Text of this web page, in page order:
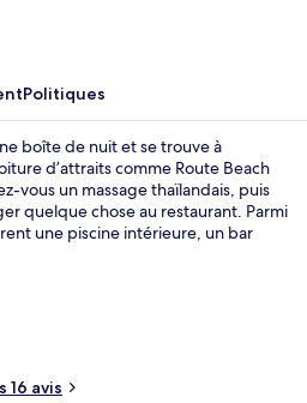
Politiques
boîte de nuit et se trouve à
d’attraits comme Route Beach
vous un massage thaïlandais, puis
quelque chose au restaurant. Parmi
une piscine intérieure, un bar
16 avis